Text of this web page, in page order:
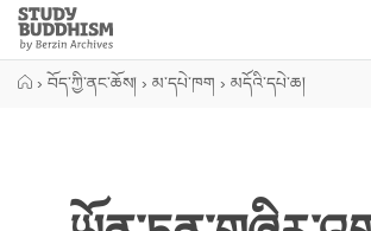
Close
Study
Buddhism
Home
› བོད་ཀྱི་ནང་ཆོས། › མ་དཔེ་ཁག › མདོའི་དཔེ་ཆ།